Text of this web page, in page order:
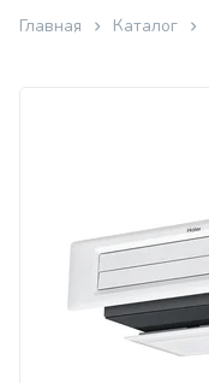
Главная Каталог